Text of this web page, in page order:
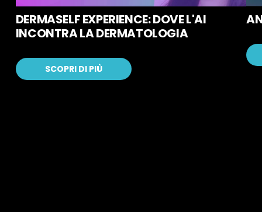
DERMASELF EXPERIENCE: DOVE L'AI
INCONTRA LA DERMATOLOGIA
SCOPRI DI PIÙ